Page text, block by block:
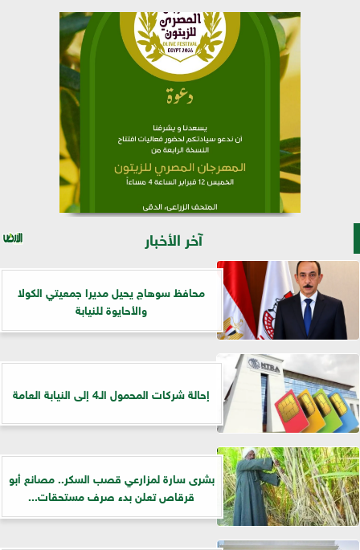
آخر الأخبار
محافظ سوهاج يحيل مديرا جمعيتي الكولا
والأحايوة للنيابة
إحالة شركات المحمول الـ4 إلى النيابة العامة
بشرى سارة لمزارعي قصب السكر.. مصانع أبو
قرقاص تعلن بدء صرف مستحقات...